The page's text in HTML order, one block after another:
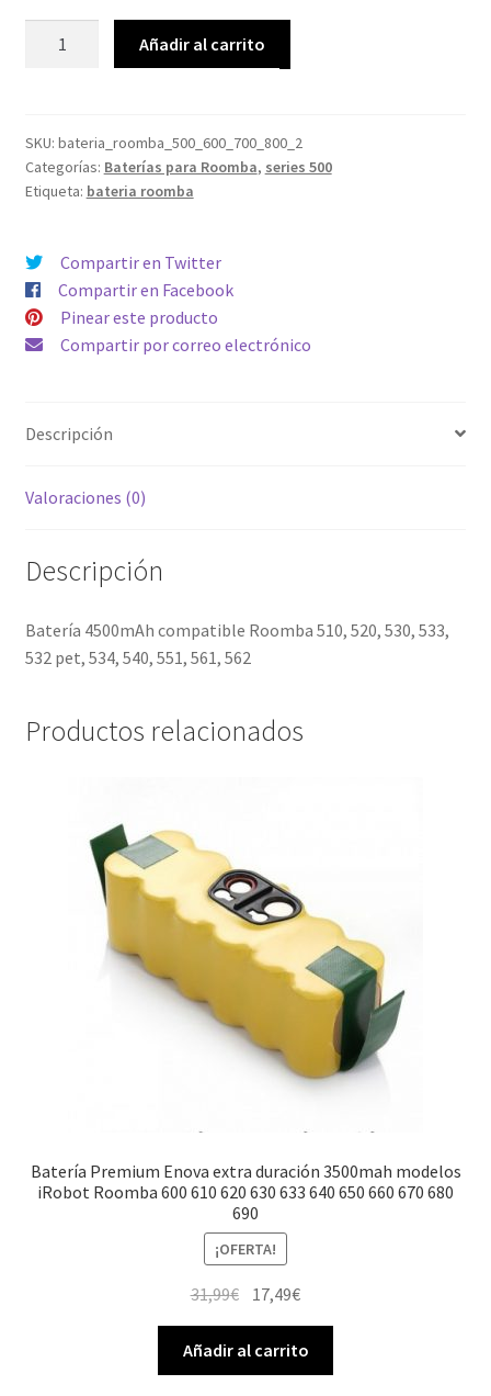
original
era:
actual
es:
510,
520,
530,
532
pet,
534,
540,
cantidad
Añadir al carrito
SKU: bateria_roomba_500_600_700_800_2
Categorías: Baterías para Roomba, series 500
Etiqueta: bateria roomba
Compartir en Twitter
Compartir en Facebook
Pinear este producto
Compartir por correo electrónico
Descripción
Valoraciones (0)
Descripción
Batería 4500mAh compatible Roomba 510, 520, 530, 533,
532 pet, 534, 540, 551, 561, 562
Productos relacionados
Batería Premium Enova extra duración 3500mah modelos
iRobot Roomba 600 610 620 630 633 640 650 660 670 680
690
¡OFERTA!
31,99€ El
original
era:
17,49€El
actual
es:
Añadir al carrito